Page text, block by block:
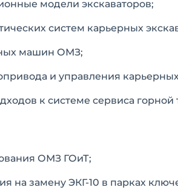
модели экскаваторов;
систем карьерных
машин ОМЗ;
и управления карьерных
к системе сервиса горной
ОМЗ ГОиТ;
на замену ЭКГ-10 в парках